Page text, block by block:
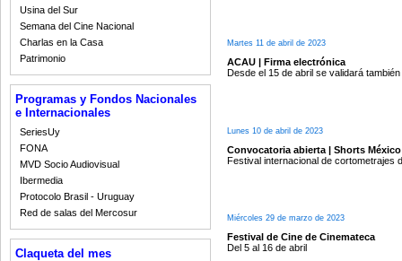
Usina del Sur
Semana del Cine Nacional
Charlas en la Casa
Patrimonio
Programas y Fondos Nacionales
e Internacionales
SeriesUy
FONA
MVD Socio Audiovisual
Ibermedia
Protocolo Brasil - Uruguay
Red de salas del Mercosur
Claqueta del mes
Martes 11 de abril de 2023
ACAU | Firma electrónica
Desde el 15 de abril se validará
Lunes 10 de abril de 2023
Convocatoria abierta | Shorts México
Festival internacional de cortometrajes
Miércoles 29 de marzo de 2023
Festival de Cine de Cinemateca
Del 5 al 16 de abril